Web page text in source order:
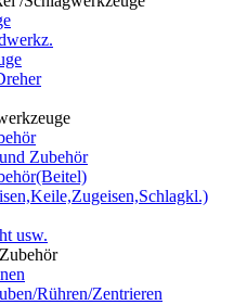
Zubehör
usw.
Rühren/Zentrieren